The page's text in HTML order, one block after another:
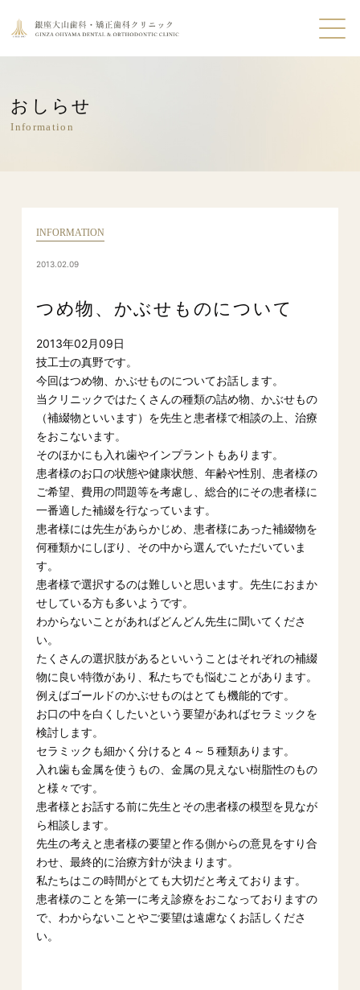
おしらせ
Information
INFORMATION
2013.02.09
つめ物、かぶせものについて
2013年02月09日
技工士の真野です。
今回はつめ物、かぶせものについてお話します。
当クリニックではたくさんの種類の詰め物、かぶせもの
（補綴物といいます）を先生と患者様で相談の上、治療
をおこないます。
そのほかにも入れ歯やインプラントもあります。
患者様のお口の状態や健康状態、年齢や性別、患者様の
ご希望、費用の問題等を考慮し、総合的にその患者様に
一番適した補綴を行なっています。
患者様には先生があらかじめ、患者様にあった補綴物を
何種類かにしぼり、その中から選んでいただいていま
す。
患者様で選択するのは難しいと思います。先生におまか
せしている方も多いようです。
わからないことがあればどんどん先生に聞いてくださ
い。
たくさんの選択肢があるといいうことはそれぞれの補綴
物に良い特徴があり、私たちでも悩むことがあります。
例えばゴールドのかぶせものはとても機能的です。
お口の中を白くしたいという要望があればセラミックを
検討します。
セラミックも細かく分けると４～５種類あります。
入れ歯も金属を使うもの、金属の見えない樹脂性のもの
と様々です。
患者様とお話する前に先生とその患者様の模型を見なが
ら相談します。
先生の考えと患者様の要望と作る側からの意見をすり合
わせ、最終的に治療方針が決まります。
私たちはこの時間がとても大切だと考えております。
患者様のことを第一に考え診療をおこなっておりますの
で、わからないことやご要望は遠慮なくお話しくださ
い。